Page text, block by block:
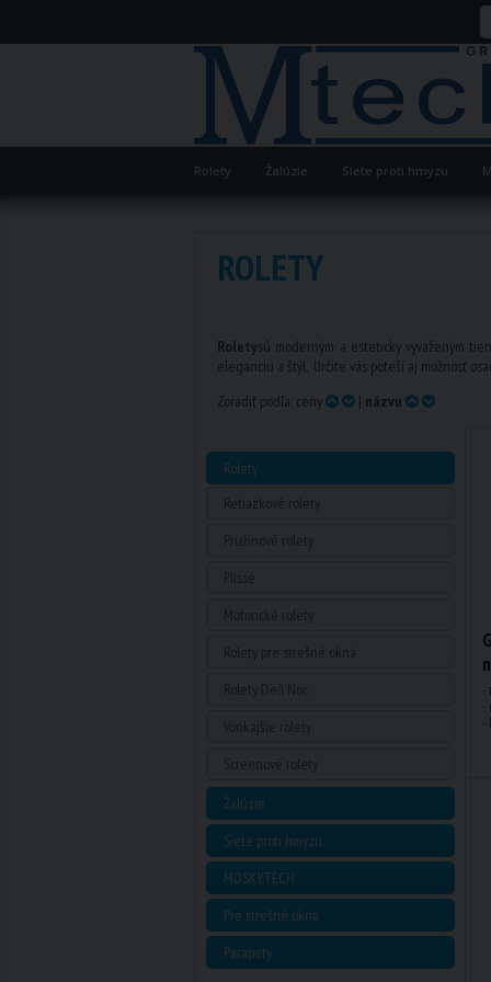
Rolety Žalúzie Siete proti hmyzu
ROLETY
Roletysú moderným a esteticky vyváženým
eleganciu a štýl. Určite vás poteší aj možnosť
Zoradiť podľa: ceny | názvu
Rolety
Žalúzie
Siete proti hmyzu
MOSKYTECH
Pre strešné okná
Parapety
-
-
-